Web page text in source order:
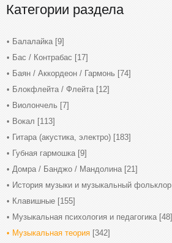
Категории раздела
Балалайка [9]
Бас / Контрабас [17]
Баян / Аккордеон / Гармонь [74]
Блокфлейта / Флейта [12]
Виолончель [7]
Вокал [113]
Гитара (акустика, электро) [183]
Губная гармошка [9]
Домра / Банджо / Мандолина [21]
История музыки и музыкальный фольклор
Клавишные [155]
Музыкальная психология и педагогика [48]
Музыкальная теория [342]